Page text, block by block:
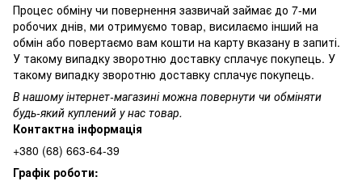
Процес обміну чи повернення зазвичай займає до 7-ми
робочих днів, ми отримуємо товар, висилаємо інший на
обмін або повертаємо вам кошти на карту вказану в запиті.
У такому випадку зворотню доставку сплачує покупець. У
такому випадку зворотню доставку сплачує покупець.
В нашому інтернет-магазині можна повернути чи обміняти
будь-який куплений у нас товар.
Контактна інформація
+380 (68) 663-64-39
Графік роботи: